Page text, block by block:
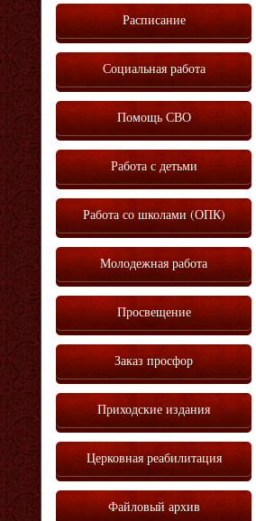
Расписание
Социальная работа
Помощь СВО
Работа с детьми
Работа со школами (ОПК)
Молодежная работа
Просвещение
Заказ просфор
Приходские издания
Церковная реабилитация
Файловый архив